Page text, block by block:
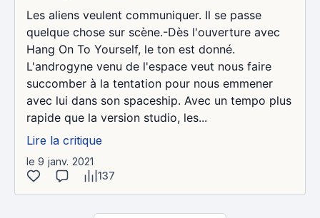
Les aliens veulent communiquer. Il se passe
quelque chose sur scène.-Dès l'ouverture avec
Hang On To Yourself, le ton est donné.
L'androgyne venu de l'espace veut nous faire
succomber à la tentation pour nous emmener
avec lui dans son spaceship. Avec un tempo plus
rapide que la version studio, les...
Lire la critique
le 9 janv. 2021
137